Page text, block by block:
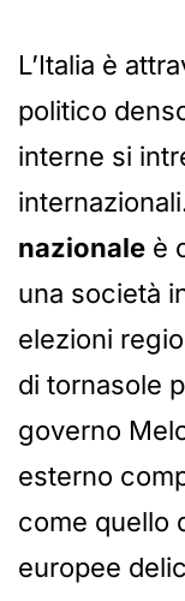
L’Italia è
politico
interne si
nazionale è
una società
elezioni
di tornasole
governo
esterno
come quello
europee